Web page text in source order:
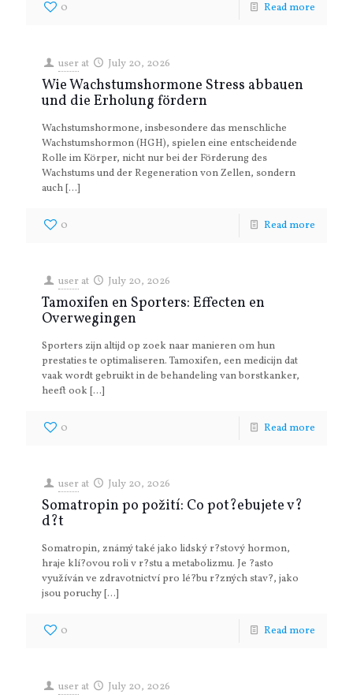
0 Read more
user at July 20, 2026
Wie Wachstumshormone Stress abbauen
und die Erholung fördern
Wachstumshormone, insbesondere das menschliche
Wachstumshormon (HGH), spielen eine entscheidende
Rolle im Körper, nicht nur bei der Förderung des
Wachstums und der Regeneration von Zellen, sondern
auch[…]
0 Read more
user at July 20, 2026
Tamoxifen en Sporters: Effecten en
Overwegingen
Sporters zijn altijd op zoek naar manieren om hun
prestaties te optimaliseren. Tamoxifen, een medicijn dat
vaak wordt gebruikt in de behandeling van borstkanker,
heeft ook[…]
0 Read more
user at July 20, 2026
Somatropin po požití: Co pot?ebujete v?
d?t
Somatropin, známý také jako lidský r?stový hormon,
hraje klí?ovou roli v r?stu a metabolizmu. Je ?asto
využíván ve zdravotnictví pro lé?bu r?zných stav?, jako
jsou poruchy[…]
0 Read more
user at July 20, 2026